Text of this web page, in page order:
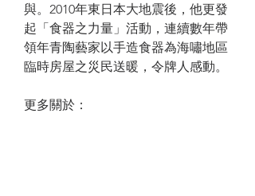
與。2010年東日本大地震後，他更發
起「食器之力量」活動，連續數年帶
領年青陶藝家以手造食器為海嘯地區
臨時房屋之災民送暖，令牌人感動。
更多關於：